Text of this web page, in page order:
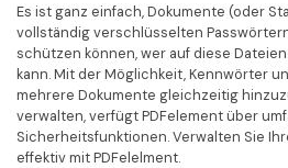
Es ist ganz einfach, Dokumente (oder
vollständig verschlüsselten
schützen können, wer auf diese
kann. Mit der Möglichkeit, Kennwörter
mehrere Dokumente gleichzeitig
verwalten, verfügt PDFelement über
Sicherheitsfunktionen. Verwalten Sie
effektiv mit PDFelelment.